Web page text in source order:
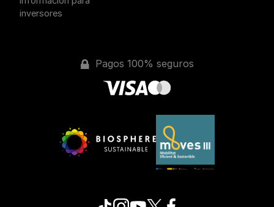
inversores
Pagos 100% seguros